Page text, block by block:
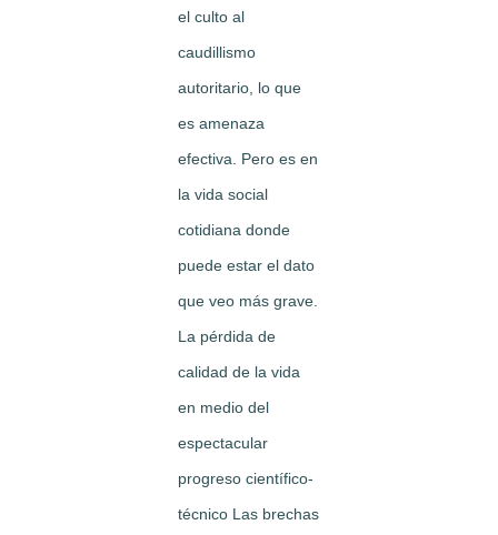
el culto al
caudillismo
autoritario, lo que
es amenaza
efectiva. Pero es en
la vida social
cotidiana donde
puede estar el dato
que veo más grave.
La pérdida de
calidad de la vida
en medio del
espectacular
progreso científico-
técnico Las brechas